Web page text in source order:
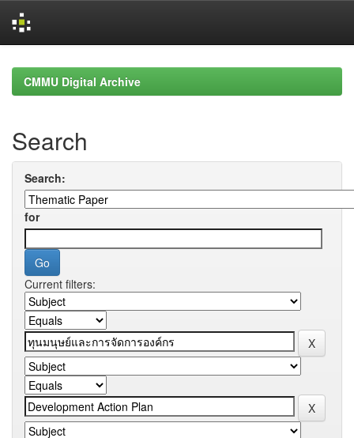
navigationCMMU Digital Archive
Search
Search:
for
Current filters: